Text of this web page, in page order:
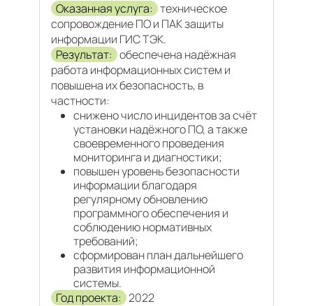
Оказанная услуга: техническое
сопровождение ПО и ПАК защиты
информации ГИС ТЭК.
Результат: обеспечена надёжная
работа информационных систем и
повышена их безопасность, в
частности:
снижено число инцидентов за счёт
установки надёжного ПО, а также
своевременного проведения
мониторинга и диагностики;
повышен уровень безопасности
информации благодаря
регулярному обновлению
программного обеспечения и
соблюдению нормативных
требований;
сформирован план дальнейшего
развития информационной
системы.
Год проекта: 2022